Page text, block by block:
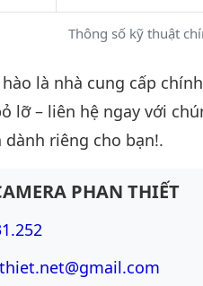
Thông số kỹ thuật
là nhà cung cấp
lỡ – liên hệ ngay với
riêng cho bạn!.
PHAN THIẾT